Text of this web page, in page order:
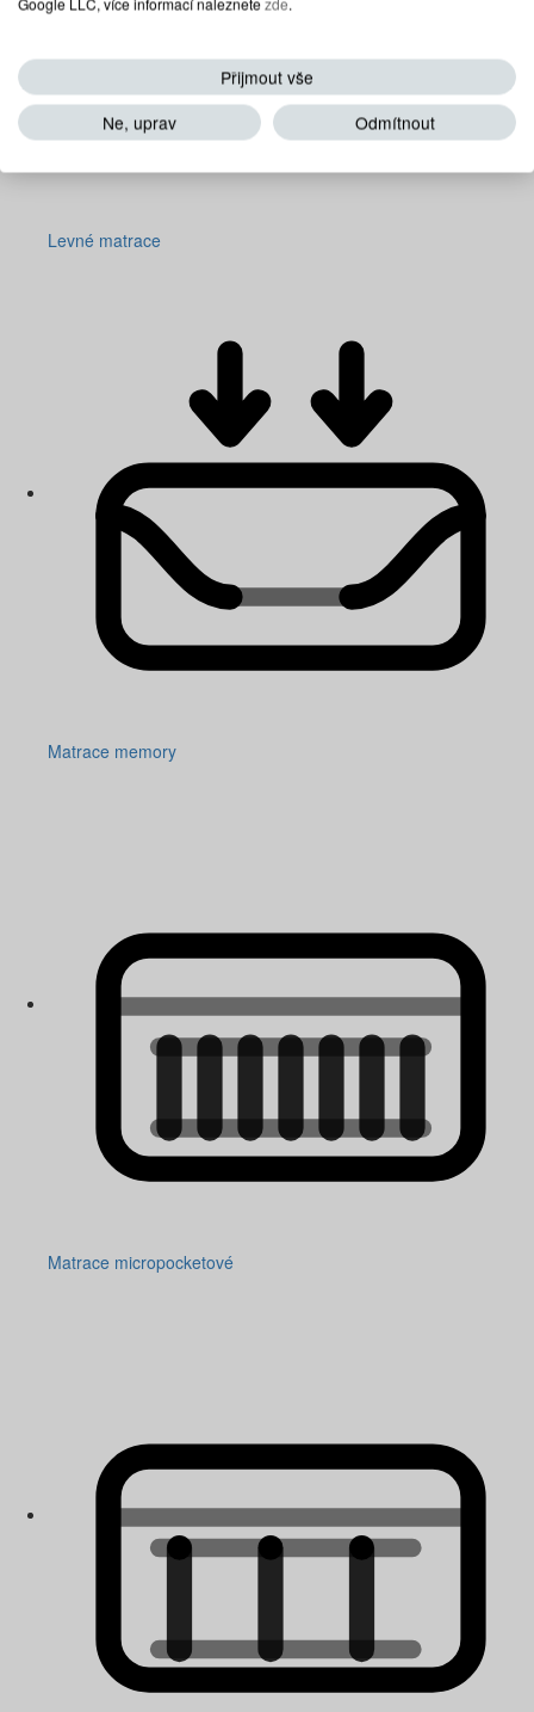
Levné matrace
Matrace memory
Matrace micropocketové
Přijmout vše
Ne, uprav
Odmítnout